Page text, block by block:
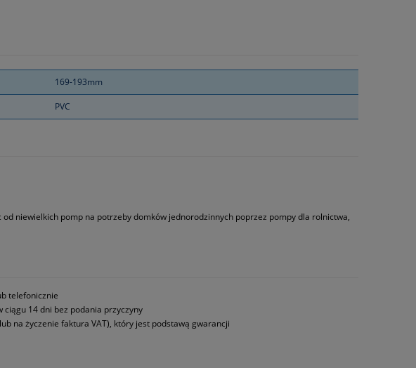
169-193mm
PVC
niewielkich pomp na potrzeby domków jednorodzinnych poprzez pompy dla rolnictwa,
telefonicznie
14 dni bez podania przyczyny
na życzenie faktura VAT), który jest podstawą gwarancji